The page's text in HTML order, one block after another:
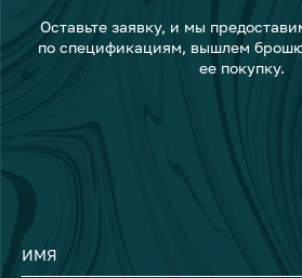
Оставьте заявку, и мы
по спецификациям, вышлем
ее покупку.
ИМЯ